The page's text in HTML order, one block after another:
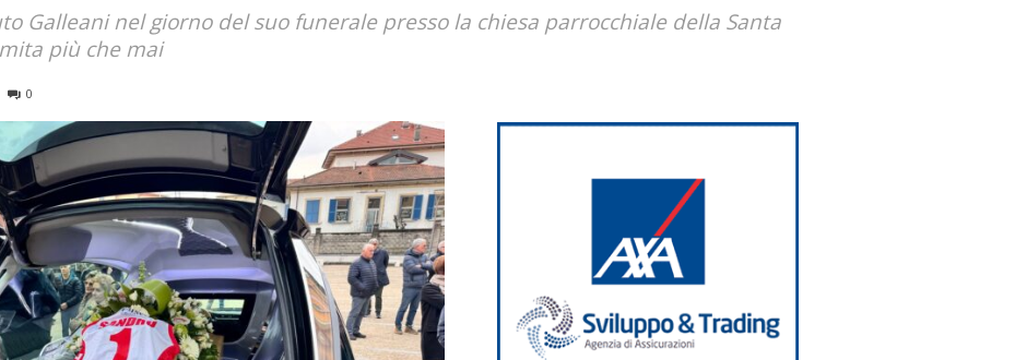
Galleani nel giorno del suo funerale presso la chiesa parrocchiale della Santa
più che mai
0